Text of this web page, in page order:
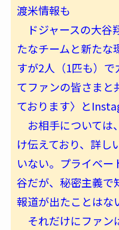
渡米情報も
ドジャースの大谷
たなチームと新たな
すが2人（1匹も）
てファンの皆さまと
ております〉と
お相手については
け伝えており、詳し
いない。プライベー
谷だが、秘密主義で
報道が出たことはな
それだけにファン